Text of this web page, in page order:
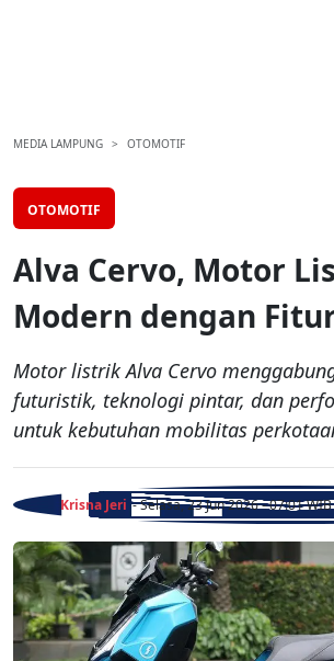
MEDIA LAMPUNG OTOMOTIF
OTOMOTIF
Alva Cervo, Motor
Modern dengan
Motor listrik Alva Cervo
futuristik, teknologi pintar, dan
untuk kebutuhan mobilitas
Krisna Jeri - Selasa, 23 Jun 2026 - 07:01 WIB